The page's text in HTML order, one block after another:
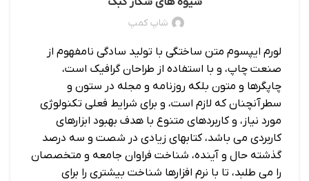
شاپ کمپ
لورم ایپسوم متن ساختگی با تولید سادگی نامفهوم از
صنعت چاپ، و با استفاده از طراحان گرافیک است،
چاپگرها و متون بلکه روزنامه و مجله در ستون و
سطرآنچنان که لازم است، و برای شرایط فعلی تکنولوژی
مورد نیاز، و کاربردهای متنوع با هدف بهبود ابزارهای
کاربردی می باشد، کتابهای زیادی در شصت و سه درصد
گذشته حال و آینده، شناخت فراوان جامعه و متخصصان
را می طلبد، تا با نرم افزارها شناخت بیشتری را برای